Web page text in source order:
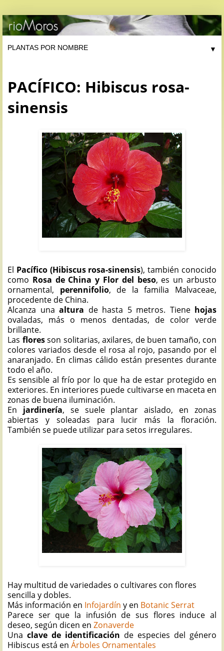
▼
PACÍFICO: Hibiscus rosa-
sinensis
El Pacífico (Hibiscus rosa-sinensis), también conocido
como Rosa de China y Flor del beso, es un arbusto
ornamental, perennifolio, de la familia Malvaceae,
procedente de China.
Alcanza una altura de hasta 5 metros. Tiene hojas
ovaladas, más o menos dentadas, de color verde
brillante.
Las floresson solitarias, axilares, de buen tamaño, con
colores variados desde el rosa al rojo, pasando por el
anaranjado. En climas cálido están presentes durante
todo el año.
Es sensible al frío por lo que ha de estar protegido en
exteriores. En interiores puede cultivarse en maceta en
zonas de buena iluminación.
En jardinería, se suele plantar aislado, en zonas
abiertas y soleadas para lucir más la floración.
También se puede utilizar para setos irregulares.
Hay multitud de variedades o cultivares con flores
sencilla y dobles.
Más información en Infojardín y en Botanic Serrat
Parece ser que la infusión de sus flores induce al
deseo, según dicen en Zonaverde
Una clave de identificación de especies del género
Hibiscus está en Árboles Ornamentales